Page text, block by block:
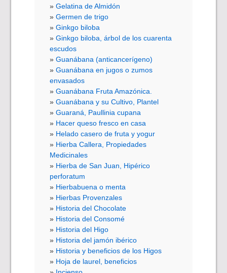
Gelatina de Almidón
Germen de trigo
Ginkgo biloba
Ginkgo biloba, árbol de los cuarenta
escudos
Guanábana (anticancerígeno)
Guanábana en jugos o zumos
envasados
Guanábana Fruta Amazónica.
Guanábana y su Cultivo, Plantel
Guaraná, Paullinia cupana
Hacer queso fresco en casa
Helado casero de fruta y yogur
Hierba Callera, Propiedades
Medicinales
Hierba de San Juan, Hipérico
perforatum
Hierbabuena o menta
Hierbas Provenzales
Historia del Chocolate
Historia del Consomé
Historia del Higo
Historia del jamón ibérico
Historia y beneficios de los Higos
Hoja de laurel, beneficios